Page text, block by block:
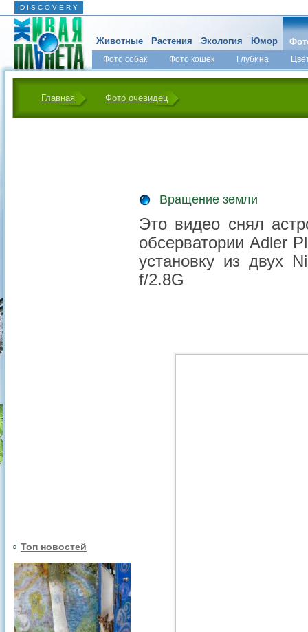
D I S C O V E R Y
Животные Растения Экология Юмор
Фото собак Фото кошек Глубина
Главная Фото очевидец
Топ новостей
Вращение земли
Это видео снял
обсерватории Adler
установку из двух
f/2.8G